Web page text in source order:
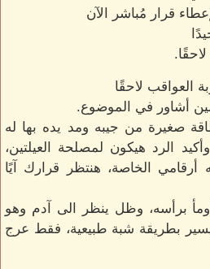
قرار مُباشر الآن
العواقب لاحقًا
أشاور في الموضوع.
صغيرة من جيبه ومد يده بها له
الرد هيكون لمصلحة العيلتين،
أرقامي الخاصة، هنتظر قرارك آيًا
برأسه، وظل ينظر الى آدم وهو
بطريقة شبة طبيعية، فقط عرج